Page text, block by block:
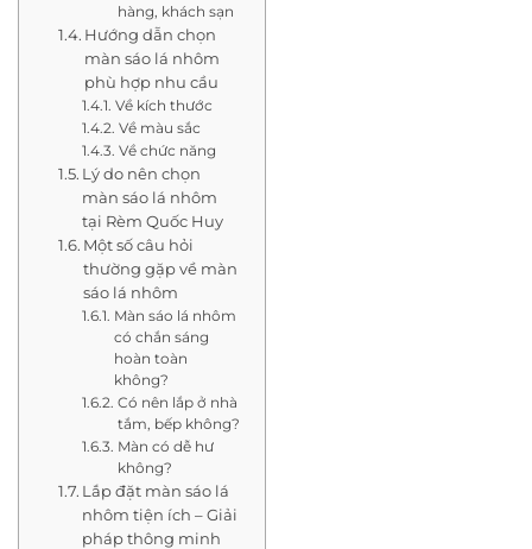
hàng, khách sạn
Hướng dẫn chọn
màn sáo lá nhôm
phù hợp nhu cầu
Về kích thước
Về màu sắc
Về chức năng
Lý do nên chọn
màn sáo lá nhôm
tại Rèm Quốc Huy
Một số câu hỏi
thường gặp về màn
sáo lá nhôm
Màn sáo lá nhôm
có chắn sáng
hoàn toàn
không?
Có nên lắp ở nhà
tắm, bếp không?
Màn có dễ hư
không?
Lắp đặt màn sáo lá
nhôm tiện ích – Giải
pháp thông minh